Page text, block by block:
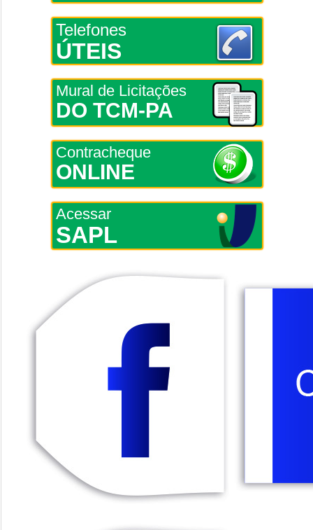
Telefones
ÚTEIS
Mural de Licitações
DO TCM-PA
Contracheque
ONLINE
Acessar
SAPL